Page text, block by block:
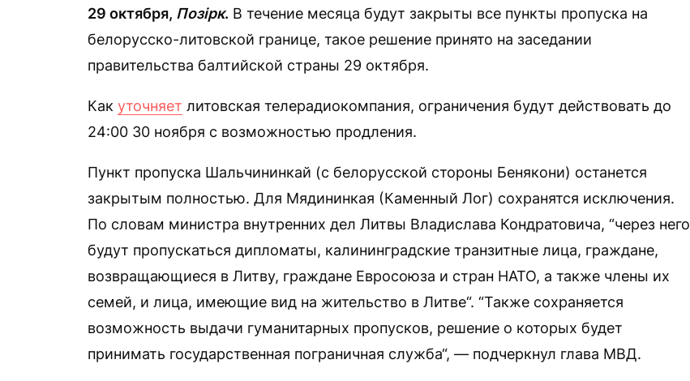
29 октября, Позірк. В течение месяца будут закрыты все пункты пропуска на
белорусско-литовской границе, такое решение принято на заседании
правительства балтийской страны 29 октября.
Как уточняет литовская телерадиокомпания, ограничения будут действовать до
24:00 30 ноября с возможностью продления.
Пункт пропуска Шальчининкай (с белорусской стороны Бенякони) останется
закрытым полностью. Для Мядининкая (Каменный Лог) сохранятся исключения.
По словам министра внутренних дел Литвы Владислава Кондратовича, “через него
будут пропускаться дипломаты, калининградские транзитные лица, граждане,
возвращающиеся в Литву, граждане Евросоюза и стран НАТО, а также члены их
семей, и лица, имеющие вид на жительство в Литве“. “Также сохраняется
возможность выдачи гуманитарных пропусков, решение о которых будет
принимать государственная пограничная служба“, — подчеркнул глава МВД.